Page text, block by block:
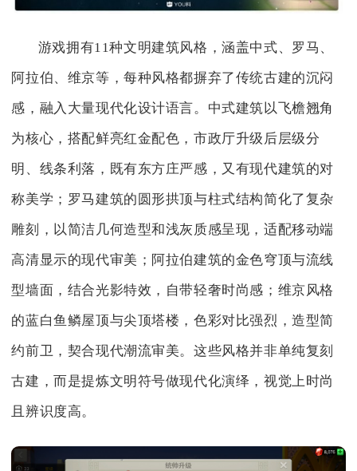
游戏拥有11种文明建筑风格，涵盖中式、罗马、
阿拉伯、维京等，每种风格都摒弃了传统古建的沉闷
感，融入大量现代化设计语言。中式建筑以飞檐翘角
为核心，搭配鲜亮红金配色，市政厅升级后层级分
明、线条利落，既有东方庄严感，又有现代建筑的对
称美学；罗马建筑的圆形拱顶与柱式结构简化了复杂
雕刻，以简洁几何造型和浅灰质感呈现，适配移动端
高清显示的现代审美；阿拉伯建筑的金色穹顶与流线
型墙面，结合光影特效，自带轻奢时尚感；维京风格
的蓝白鱼鳞屋顶与尖顶塔楼，色彩对比强烈，造型简
约前卫，契合现代潮流审美。这些风格并非单纯复刻
古建，而是提炼文明符号做现代化演绎，视觉上时尚
且辨识度高。